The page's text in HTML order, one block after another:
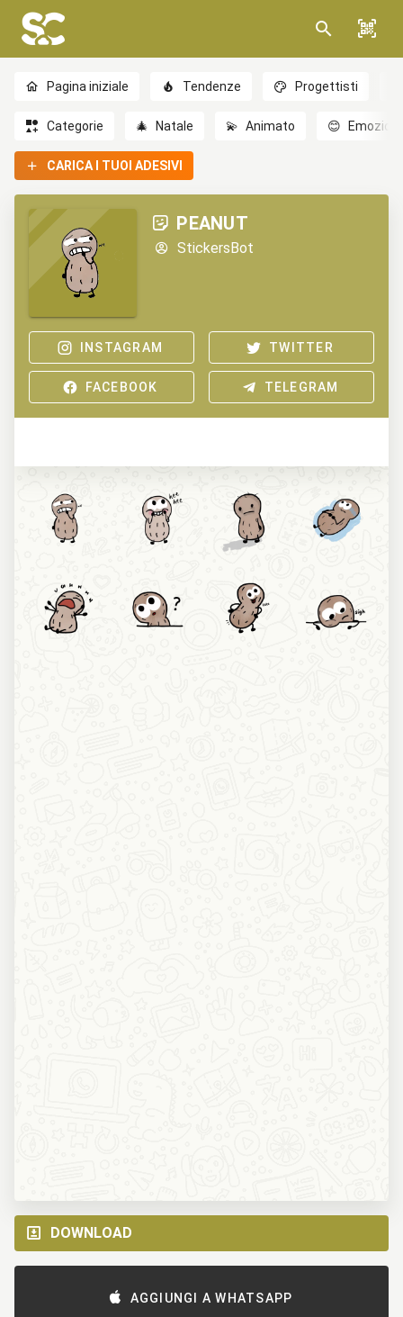
Pagina iniziale Tendenze Progettisti
Categorie 🎄 Natale 💫 Animato 😊 Emozioni
CARICA I TUOI ADESIVI
PEANUT
StickersBot
INSTAGRAM TWITTER
FACEBOOK TELEGRAM
DOWNLOAD
AGGIUNGI A WHATSAPP